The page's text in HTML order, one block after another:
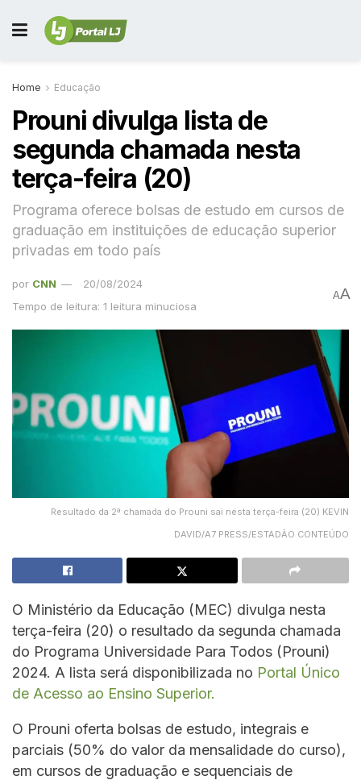
Home Educação
Prouni divulga lista de
segunda chamada nesta
terça-feira (20)
Programa oferece bolsas de estudo em cursos de
graduação em instituições de educação superior
privadas em todo país
por CNN
20/08/2024
Tempo de leitura: 1 leitura minuciosa
AA
Resultado da 2ª chamada do Prouni sai nesta terça-feira (20) KEVIN
DAVID/A7 PRESS/ESTADÃO CONTEÚDO
O Ministério da Educação (MEC) divulga nesta
terça-feira (20) o resultado da segunda chamada
do Programa Universidade Para Todos (Prouni)
2024. A lista será disponibilizada no Portal Único
de Acesso ao Ensino Superior.
O Prouni oferta bolsas de estudo, integrais e
parciais (50% do valor da mensalidade do curso),
em cursos de graduação e sequenciais de